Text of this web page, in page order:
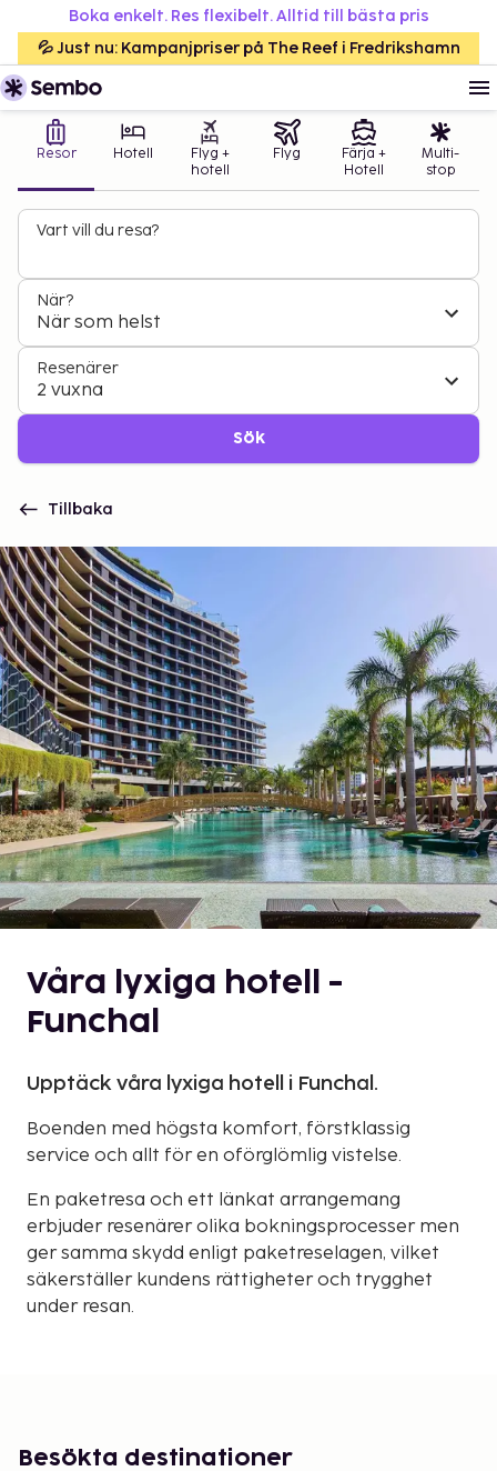
Boka enkelt. Res flexibelt. Alltid till bästa pris
💦 Just nu: Kampanjpriser på The Reef i Fredrikshamn
Resor Hotell
Flyg +
hotell
Flyg
Färja +
Hotell
Multi-
stop
Vart vill du resa?
När?
När som helst
Resenärer
2 vuxna
Sök
Tillbaka
Våra lyxiga hotell -
Funchal
Upptäck våra lyxiga hotell i Funchal.
Boenden med högsta komfort, förstklassig
service och allt för en oförglömlig vistelse.
En paketresa och ett länkat arrangemang
erbjuder resenärer olika bokningsprocesser men
ger samma skydd enligt paketreselagen, vilket
säkerställer kundens rättigheter och trygghet
under resan.
Besökta destinationer